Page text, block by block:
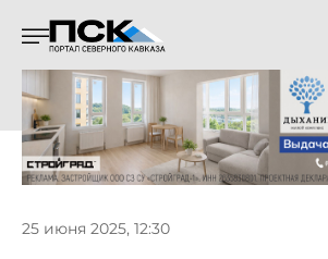
25 июня 2025, 12:30